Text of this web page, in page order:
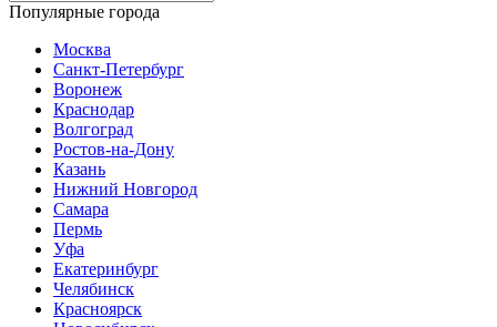
Популярные города
Москва
Санкт-Петербург
Воронеж
Краснодар
Волгоград
Ростов-на-Дону
Казань
Нижний Новгород
Самара
Пермь
Уфа
Екатеринбург
Челябинск
Красноярск